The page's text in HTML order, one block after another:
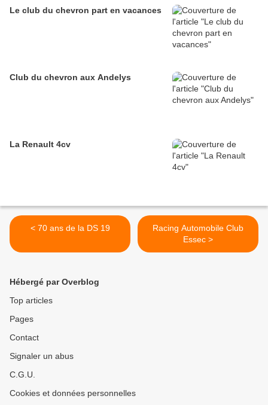
Le club du chevron part en vacances
Club du chevron aux Andelys
La Renault 4cv
< 70 ans de la DS 19
Racing Automobile Club
Essec >
Hébergé par Overblog
Top articles
Pages
Contact
Signaler un abus
C.G.U.
Cookies et données personnelles